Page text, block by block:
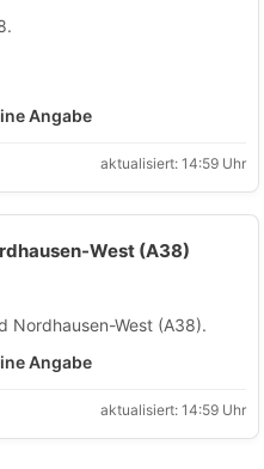
Angabe
aktualisiert: 14:59 Uhr
West (A38)
Nordhausen-West (A38).
Angabe
aktualisiert: 14:59 Uhr